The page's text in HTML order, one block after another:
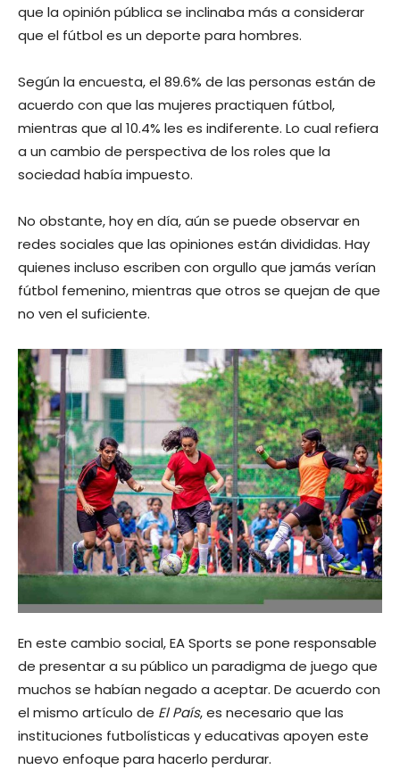
que la opinión pública se inclinaba más a considerar
que el fútbol es un deporte para hombres.
Según la encuesta, el 89.6% de las personas están de
acuerdo con que las mujeres practiquen fútbol,
mientras que al 10.4% les es indiferente. Lo cual refiera
a un cambio de perspectiva de los roles que la
sociedad había impuesto.
No obstante, hoy en día, aún se puede observar en
redes sociales que las opiniones están divididas. Hay
quienes incluso escriben con orgullo que jamás verían
fútbol femenino, mientras que otros se quejan de que
no ven el suficiente.
En este cambio social, EA Sports se pone responsable
de presentar a su público un paradigma de juego que
muchos se habían negado a aceptar. De acuerdo con
el mismo artículo de El País, es necesario que las
instituciones futbolísticas y educativas apoyen este
nuevo enfoque para hacerlo perdurar.